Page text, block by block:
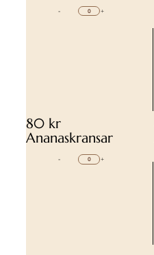
- +
80 kr
Ananaskransar
- +